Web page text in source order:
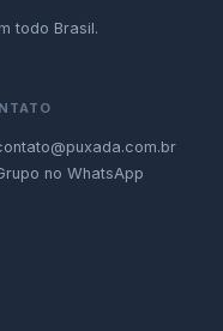
todo Brasil.
no WhatsApp